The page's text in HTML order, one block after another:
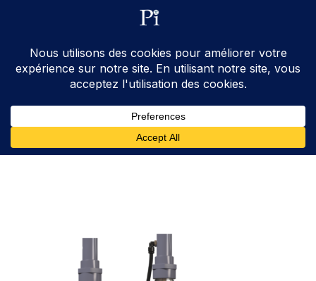
ventes@processinstruments.fr